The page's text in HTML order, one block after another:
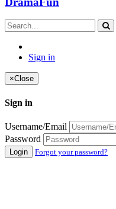
Sign in
×Close
Sign in
Username/Email
Password
Login Forgot your password?